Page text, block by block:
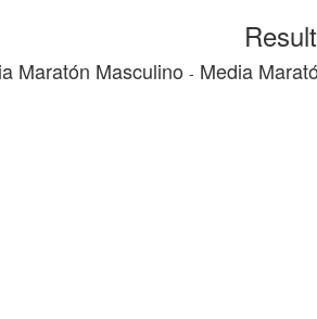
Maratón Masculino - Media